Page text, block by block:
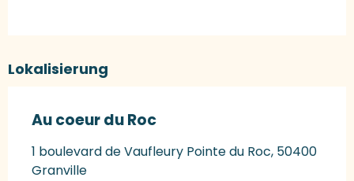
Lokalisierung
Au coeur du Roc
1 boulevard de Vaufleury Pointe du Roc, 50400
Granville